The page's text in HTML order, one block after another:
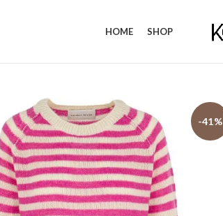
HOME SHOP
-41%